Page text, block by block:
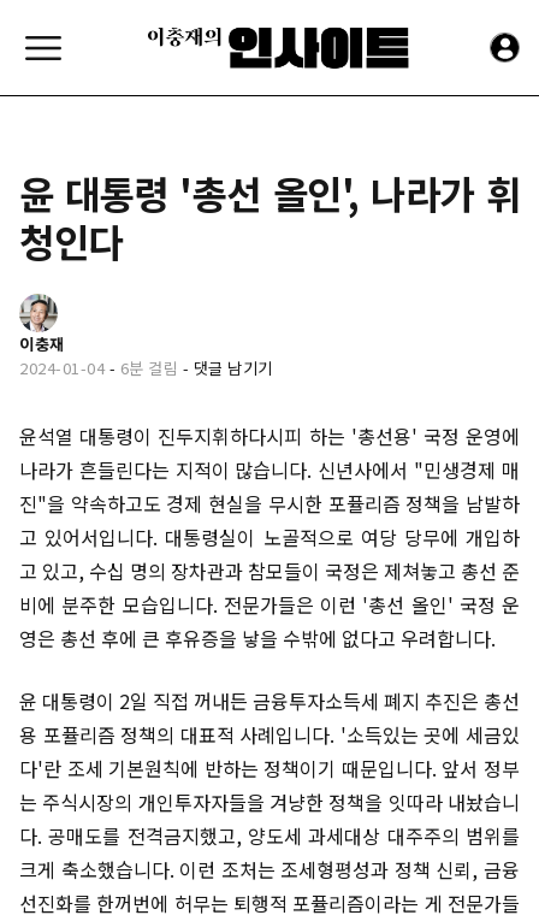
윤 대통령 '총선 올인', 나라가 휘
청인다
이충재
2024-01-04- 6분 걸림 - 댓글 남기기
윤석열 대통령이 진두지휘하다시피 하는 '총선용' 국정 운영에
나라가 흔들린다는 지적이 많습니다. 신년사에서 "민생경제 매
진"을 약속하고도 경제 현실을 무시한 포퓰리즘 정책을 남발하
고 있어서입니다. 대통령실이 노골적으로 여당 당무에 개입하
고 있고, 수십 명의 장차관과 참모들이 국정은 제쳐놓고 총선 준
비에 분주한 모습입니다. 전문가들은 이런 '총선 올인' 국정 운
영은 총선 후에 큰 후유증을 낳을 수밖에 없다고 우려합니다.
윤 대통령이 2일 직접 꺼내든 금융투자소득세 폐지 추진은 총선
용 포퓰리즘 정책의 대표적 사례입니다. '소득있는 곳에 세금있
다'란 조세 기본원칙에 반하는 정책이기 때문입니다. 앞서 정부
는 주식시장의 개인투자자들을 겨냥한 정책을 잇따라 내놨습니
다. 공매도를 전격금지했고, 양도세 과세대상 대주주의 범위를
크게 축소했습니다. 이런 조처는 조세형평성과 정책 신뢰, 금융
선진화를 한꺼번에 허무는 퇴행적 포퓰리즘이라는 게 전문가들